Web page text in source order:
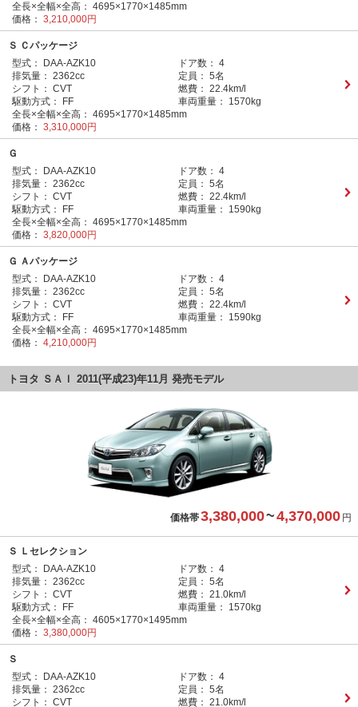
全長×全幅×全高： 4695×1770×1485mm
価格： 3,210,000円
Ｓ Ｃパッケージ
型式：
DAA-AZK10 ドア数： 4
排気量： 2362cc 定員： 5名
シフト： CVT 燃費： 22.4km/l
駆動方式：
FF 車両重量：
1570kg
全長×全幅×全高： 4695×1770×1485mm
価格： 3,310,000円
Ｇ
型式：
DAA-AZK10 ドア数： 4
排気量： 2362cc 定員： 5名
シフト： CVT 燃費： 22.4km/l
駆動方式：
FF 車両重量：
1590kg
全長×全幅×全高： 4695×1770×1485mm
価格： 3,820,000円
Ｇ Ａパッケージ
型式：
DAA-AZK10 ドア数： 4
排気量： 2362cc 定員： 5名
シフト： CVT 燃費： 22.4km/l
駆動方式：
FF 車両重量：
1590kg
全長×全幅×全高： 4695×1770×1485mm
価格： 4,210,000円
トヨタ ＳＡＩ 2011(平成23)年11月 発売モデル
価格帯3,380,000~4,370,000 円
Ｓ Ｌセレクション
型式：
DAA-AZK10 ドア数： 4
排気量： 2362cc 定員： 5名
シフト： CVT 燃費： 21.0km/l
駆動方式：
FF 車両重量：
1570kg
全長×全幅×全高： 4605×1770×1495mm
価格： 3,380,000円
Ｓ
型式：
DAA-AZK10 ドア数： 4
排気量： 2362cc 定員： 5名
シフト： CVT 燃費： 21.0km/l